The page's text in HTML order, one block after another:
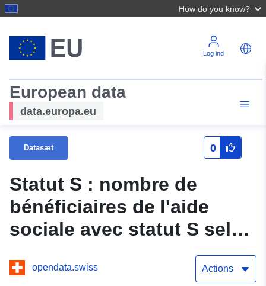
How do you know?
Log ind
European data
data.europa.eu
Datasæt 0
Statut S : nombre de
bénéficiaires de l'aide
sociale avec statut S selon
le canton, le sexe et la
classe d'âge
opendata.swiss Actions